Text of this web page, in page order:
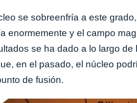
se sobreenfría a este
enormemente y el campo
se ha dado a lo largo
en el pasado, el núcleo
de fusión.